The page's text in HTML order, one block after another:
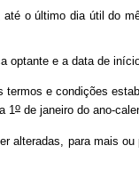
o último dia útil do
optante e a data de
e condições
1o de janeiro do ano-
alteradas, para mais ou